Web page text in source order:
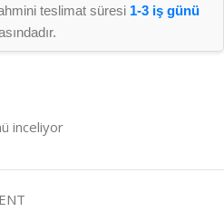
teslimat süresi 1-3 iş günü
inceliyor